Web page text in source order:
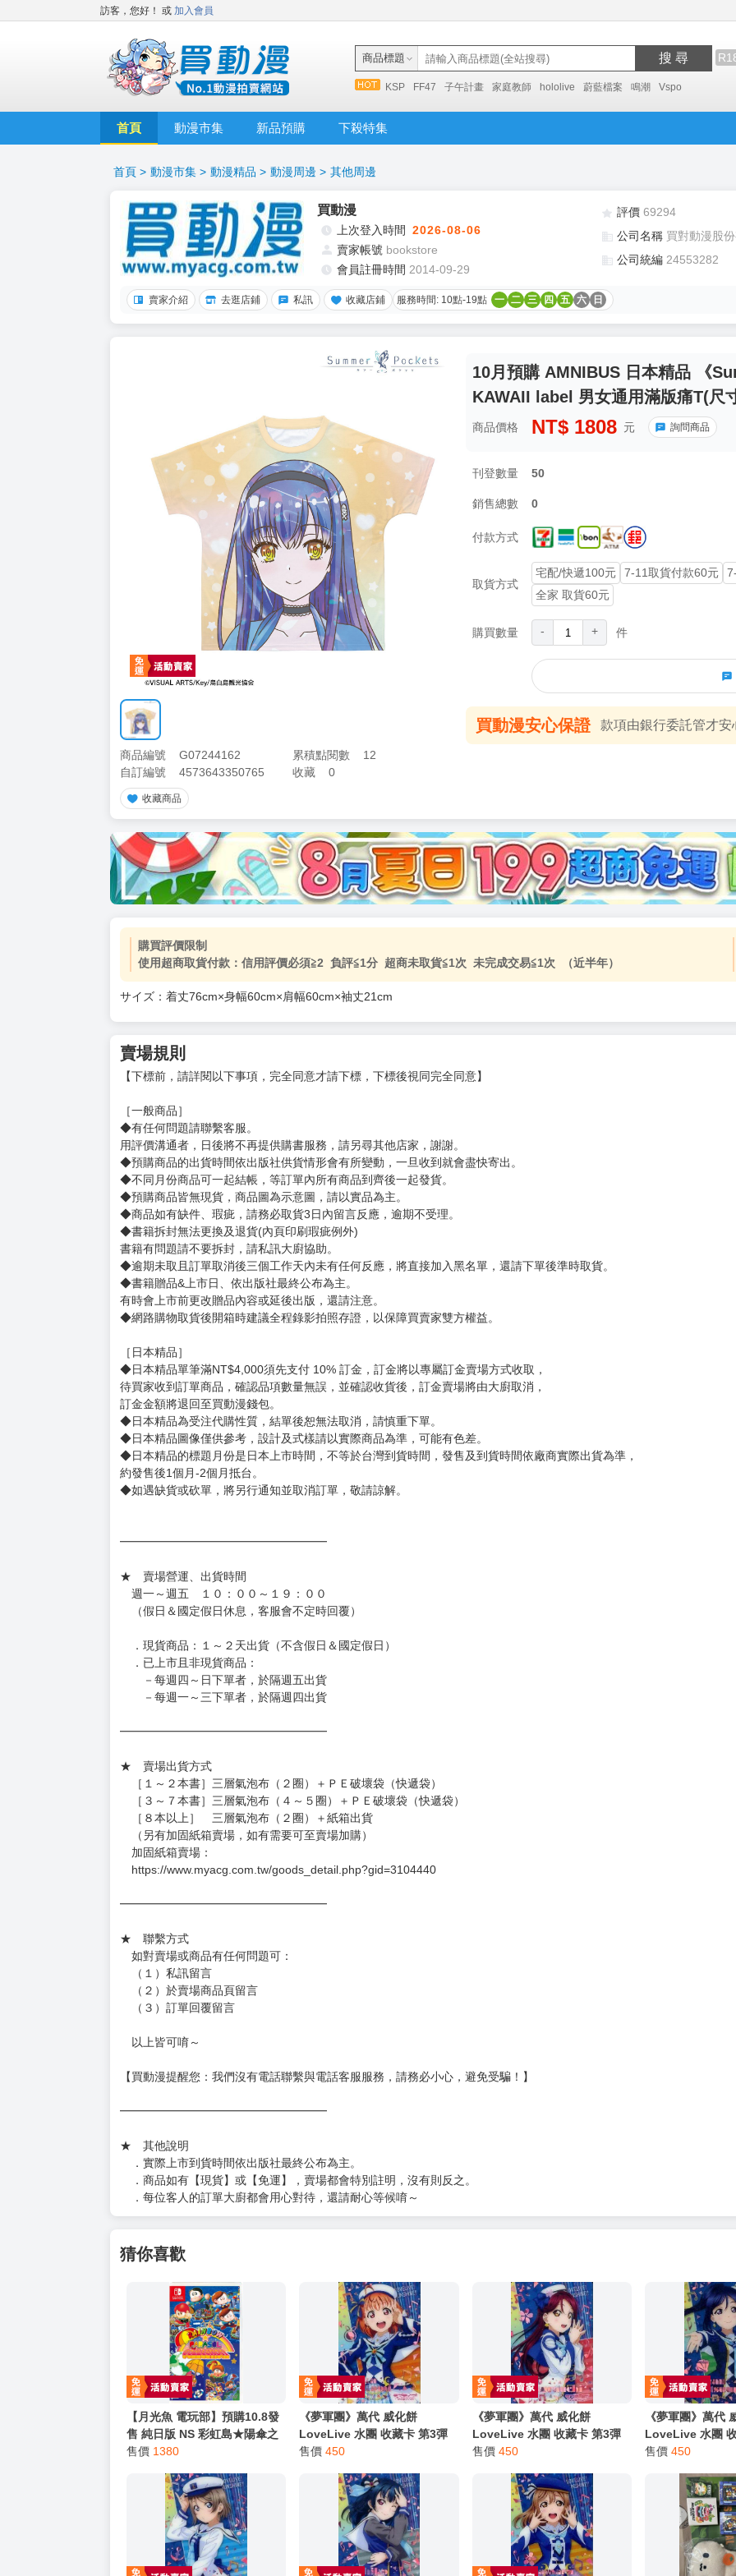
訪客，您好！ 或 加入會員
商品標題 搜 尋
KSP FF47 子午計畫 家庭教師 hololive 蔚藍檔案 鳴潮 Vspo
首頁 動漫市集 新品預購 下殺特集
首頁 > 動漫市集 > 動漫精品 > 動漫周邊 > 其他周邊
買動漫
上次登入時間 2026-08-06
賣家帳號 bookstore
會員註冊時間 2014-09-29
評價 69294
公司名稱 買對動漫股
公司統編 24553282
賣家介紹 去逛店鋪 私訊 收藏店鋪 服務時間: 10點-19點 一 二 三 四 五 六 日
商品編號 G07244162 累積點閱數
12
自訂編號
4573643350765 收藏 0
收藏商品
10月預購 AMNIBUS 日本精品 《
KAWAII label 男女通用滿版痛T(尺
商品價格 NT$ 1808 元 詢問商品
刊登數量 50
銷售總數 0
付款方式
取貨方式
宅配/快遞100元 7-11取貨付款60元
全家 取貨60元
購買數量 - + 件
買動漫安心保證 款項由銀行委託管才安
加價購 ( 共
(加購品) 買動漫★《$15元-加固紙箱包裝》
-
+
購買評價限制
使用超商取貨付款：信用評價必須≧2 負評≦1分 超商未取貨≦1次 未完成交易≦1次 （近半年）
サイズ：着丈76cm×身幅60cm×肩幅60cm×袖丈21cm
賣場規則
【下標前，請詳閱以下事項，完全同意才請下標，下標後視同完全同意】
［一般商品］
◆有任何問題請聯繫客服。
用評價溝通者，日後將不再提供購書服務，請另尋其他店家，謝謝。
◆不同月份商品可一起結帳，等訂單內所有商品到齊後一起發貨。
◆預購商品皆無現貨，商品圖為示意圖，請以實品為主。
◆商品如有缺件、瑕疵，請務必取貨3日內留言反應，逾期不受理。
◆書籍拆封無法更換及退貨(內頁印刷瑕疵例外)
書籍有問題請不要拆封，請私訊大廚協助。
◆逾期未取且訂單取消後三個工作天內未有任何反應，將直接加入黑名單，還請下單後準時取貨。
◆書籍贈品&上市日、依出版社最終公布為主。
有時會上市前更改贈品內容或延後出版，還請注意。
◆網路購物取貨後開箱時建議全程錄影拍照存證，以保障買賣家雙方權益。
訂金金額將退回至買動漫錢包。
◆日本精品為受注代購性質，結單後恕無法取消，請慎重下單。
◆日本精品圖像僅供參考，設計及式樣請以實際商品為準，可能有色差。
約發售後1個月-2個月抵台。
◆如遇缺貨或砍單，將另行通知並取消訂單，敬請諒解。
週一～週五 １０：００～１９：００
（假日＆國定假日休息，客服會不定時回覆）
．現貨商品：１～２天出貨（不含假日＆國定假日）
．已上市且非現貨商品：
－每週四～日下單者，於隔週五出貨
－每週一～三下單者，於隔週四出貨
★ 賣場出貨方式
［１～２本書］三層氣泡布（２圈）＋ＰＥ破壞袋（快遞袋）
［３～７本書］三層氣泡布（４～５圈）＋ＰＥ破壞袋（快遞袋）
［８本以上］ 三層氣泡布（２圈）＋紙箱出貨
（另有加固紙箱賣場，如有需要可至賣場加購）
https://www.myacg.com.tw/goods_detail.php?gid=3104440
━━━━━━━━━━━━━━━━━━
（１）私訊留言
（２）於賣場商品頁留言
（３）訂單回覆留言
【買動漫提醒您：我們沒有電話聯繫與電話客服服務，請務必小心，避免受騙！】
★ 其他說明
．實際上市到貨時間依出版社最終公布為主。
．商品如有【現貨】或【免運】，賣場都會特別註明，沒有則反之。
．每位客人的訂單大廚都會用心對待，還請耐心等候唷～
猜你喜歡